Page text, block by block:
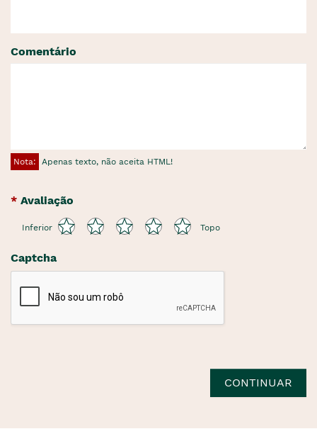
Comentário
Nota: Apenas texto, não aceita HTML!
Avaliação
Inferior Topo
Captcha
CONTINUAR